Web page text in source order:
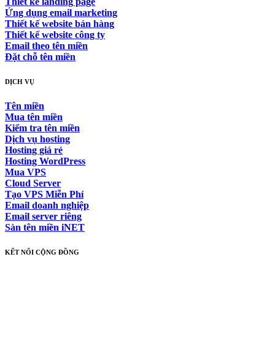
Ứng dụng email marketing
Thiết kế website bán hàng
Thiết kế website công ty
Email theo tên miền
Đặt chỗ tên miền
DỊCH VỤ
Tên miền
Mua tên miền
Kiểm tra tên miền
Dịch vụ hosting
Hosting giá rẻ
Hosting WordPress
Mua VPS
Cloud Server
Tạo VPS Miễn Phí
Email doanh nghiệp
Email server riêng
Sàn tên miền iNET
KẾT NỐI CỘNG ĐỒNG